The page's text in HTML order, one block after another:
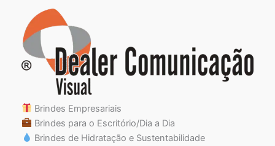
Brindes Empresariais
Brindes para o Escritório/Dia a Dia
Brindes de Hidratação e Sustentabilidade